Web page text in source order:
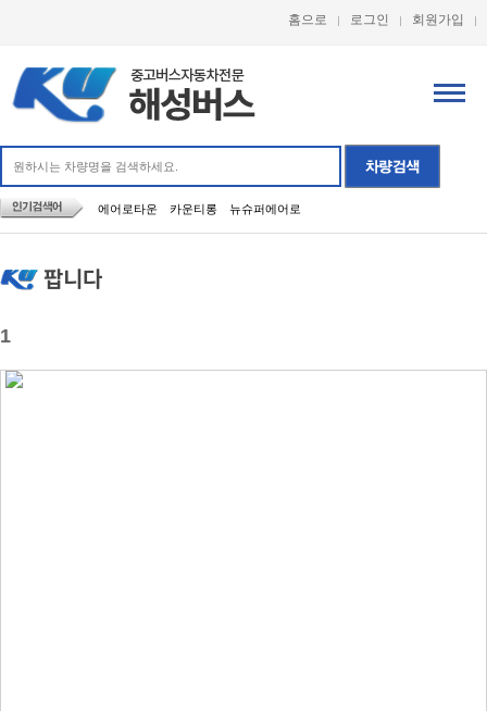
홈으로 로그인 회원가입
에어로타운 카운티롱 뉴슈퍼에어로
팝니다
1